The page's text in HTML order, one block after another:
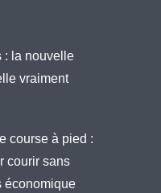
: la nouvelle
vraiment
course à pied :
courir sans
économique